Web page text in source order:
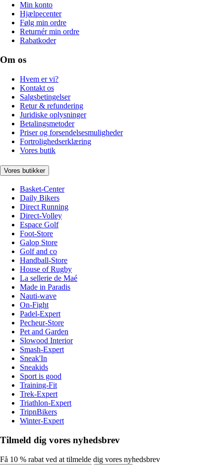
Min konto
Hjælpecenter
Følg min ordre
Returnér min ordre
Rabatkoder
Om os
Hvem er vi?
Kontakt os
Salgsbetingelser
Retur & refundering
Juridiske oplysninger
Betalingsmetoder
Priser og forsendelsesmuligheder
Fortrolighedserklæring
Vores butik
Vores butikker
Basket-Center
Daily Bikers
Direct Running
Direct-Volley
Espace Golf
Foot-Store
Galop Store
Golf and co
Handball-Store
House of Rugby
La sellerie de Maé
Made in Paradis
Nauti-wave
On-Fight
Padel-Expert
Pecheur-Store
Pet and Garden
Slowood Interior
Smash-Expert
Sneak'In
Sneakids
Sport is good
Training-Fit
Trek-Expert
Triathlon-Expert
TripnBikers
Winter-Expert
Tilmeld dig vores nyhedsbrev
Få 10 % rabat ved at tilmelde dig vores nyhedsbrev